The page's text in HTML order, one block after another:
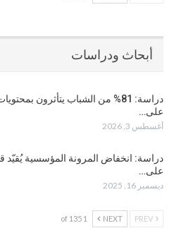
أبحاث ودراسات
دراسة: 81% من الشباب يتأثرون
على…
أغسطس 3, 2026
دراسة: انخفاض المرونة المؤسسية يُقيّد
على…
ديسمبر 16, 2025
NEXT
1 of 135